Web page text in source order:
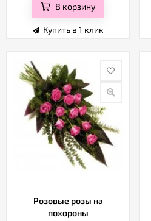
В корзину
Купить в 1 клик
Розовые розы на
похороны